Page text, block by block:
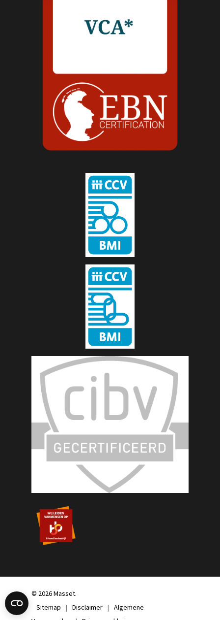
© 2026 Masset.
Sitemap
| Disclaimer |
Algemene